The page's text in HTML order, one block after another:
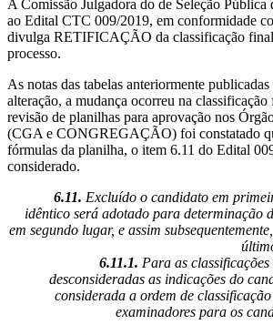
A Comissão Julgadora do de Seleção Pública
ao Edital CTC 009/2019, em conformidade
divulga RETIFICAÇÃO da classificação
processo.
As notas das tabelas anteriormente
alteração, a mudança ocorreu na
revisão de planilhas para aprovação nos
(CGA e CONGREGAÇÃO) foi constatado
fórmulas da planilha, o item 6.11 do Edital
considerado.
6.11. Excluído o candidato em
idêntico será adotado para determinação
em segundo lugar, e assim
6.11.1. Para as
desconsideradas as indicações do
considerada a ordem de
examinadores para os